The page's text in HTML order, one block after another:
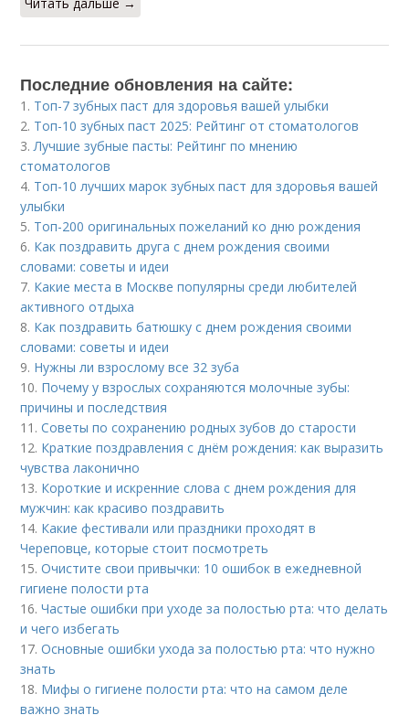
Последние обновления на сайте:
1. Топ-7 зубных паст для здоровья вашей улыбки
2. Топ-10 зубных паст 2025: Рейтинг от стоматологов
3. Лучшие зубные пасты: Рейтинг по мнению
стоматологов
4. Топ-10 лучших марок зубных паст для здоровья вашей
улыбки
5. Топ-200 оригинальных пожеланий ко дню рождения
6. Как поздравить друга с днем рождения своими
словами: советы и идеи
7. Какие места в Москве популярны среди любителей
активного отдыха
8. Как поздравить батюшку с днем рождения своими
словами: советы и идеи
9. Нужны ли взрослому все 32 зуба
10. Почему у взрослых сохраняются молочные зубы:
причины и последствия
11.Советы по сохранению родных зубов до старости
12. Краткие поздравления с днём рождения: как выразить
чувства лаконично
13. Короткие и искренние слова с днем рождения для
мужчин: как красиво поздравить
14. Какие фестивали или праздники проходят в
Череповце, которые стоит посмотреть
15.Очистите свои привычки: 10 ошибок в ежедневной
гигиене полости рта
16.Частые ошибки при уходе за полостью рта: что делать
и чего избегать
17.Основные ошибки ухода за полостью рта: что нужно
знать
18. Мифы о гигиене полости рта: что на самом деле
важно знать